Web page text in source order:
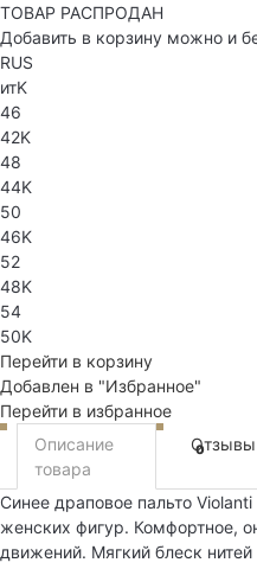
ТОВАР РАСПРОДАН
Добавить в корзину можно и
RUS
итK
46
42K
48
44K
50
46K
52
48K
54
50K
Перейти в корзину
Добавлен в "Избранное"
Перейти в избранное
Описание
товара
Отзывы
0
Синее драповое пальто
женских фигур. Комфортное,
движений. Мягкий блеск